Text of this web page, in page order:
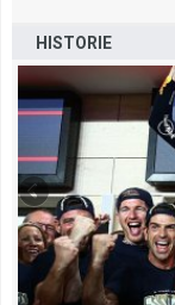
HISTORIE